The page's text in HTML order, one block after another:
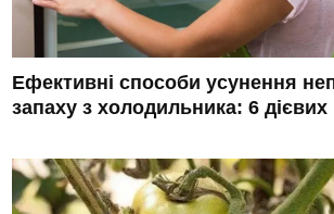
Ефективні способи усунення
запаху з холодильника: 6 дієвих